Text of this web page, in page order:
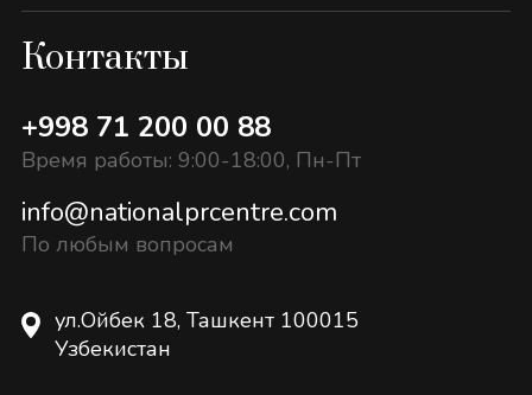
Контакты
+998 71 200 00 88
Время работы: 9:00-18:00, Пн-Пт
info@nationalprcentre.com
По любым вопросам
ул.Ойбек 18, Ташкент 100015
Узбекистан